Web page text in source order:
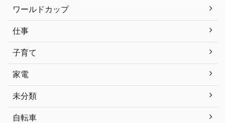
ワールドカップ
仕事
子育て
家電
未分類
自転車